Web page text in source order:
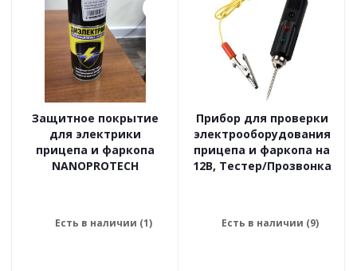
Защитное покрытие
для электрики
прицепа и фаркопа
NANOPROTECH
Есть в наличии (1)
Прибор для проверки
электрооборудования
прицепа и фаркопа на
12В, Тестер/Прозвонка
Есть в наличии (9)